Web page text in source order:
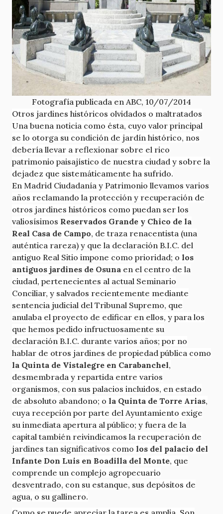
Fotografía publicada en ABC, 10/07/2014
Otros jardines históricos olvidados o maltratados
Una buena noticia como ésta, cuyo valor principal
se lo otorga su condición de jardín histórico, nos
debería llevar a reflexionar sobre el rico
patrimonio paisajístico de nuestra ciudad y sobre la
dejadez que sistemáticamente ha sufrido.
En Madrid Ciudadanía y Patrimonio llevamos varios
años reclamando la protección y recuperación de
otros jardines históricos como puedan ser los
valiosísimos Reservados Grande y Chico de la
Real Casa de Campo, de traza renacentista (una
auténtica rareza) y que la declaración B.I.C. del
antiguo Real Sitio impone como prioridad; o los
antiguos jardines de Osuna en el centro de la
ciudad, pertenecientes al actual Seminario
Conciliar, y salvados recientemente mediante
sentencia judicial del Tribunal Supremo, que
anulaba el proyecto de edificar en ellos, y para los
que hemos pedido infructuosamente su
declaración B.I.C. durante varios años; por no
hablar de otros jardines de propiedad pública como
la Quinta de Vistalegre en Carabanchel,
desmembrada y repartida entre varios
organismos, con sus palacios incluidos, en estado
de absoluto abandono; o la Quinta de Torre Arias,
cuya recepción por parte del Ayuntamiento exige
su inmediata apertura al público; y fuera de la
capital también reivindicamos la recuperación de
jardines tan significativos como los del palacio del
Infante Don Luis en Boadilla del Monte, que
comprende un complejo agropecuario
desventrado, con su estanque, sus depósitos de
agua, o su gallinero.